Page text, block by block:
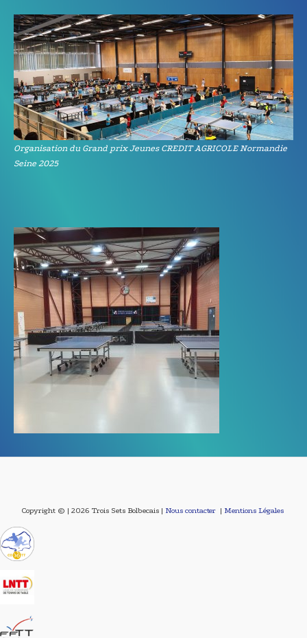
Organisation du Grand prix Jeunes CREDIT AGRICOLE Normandie
Seine 2025
Copyright © | 2026 Trois Sets Bolbecais | Nous contacter| Mentions Légales